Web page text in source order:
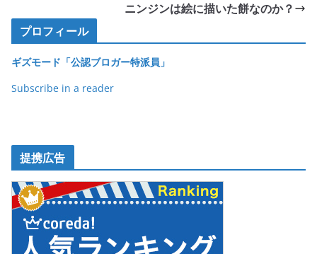
o
o
k
ニンジンは絵に描いた餅なのか？
プロフィール
ギズモード「公認ブロガー特派員」
Subscribe in a reader
提携広告